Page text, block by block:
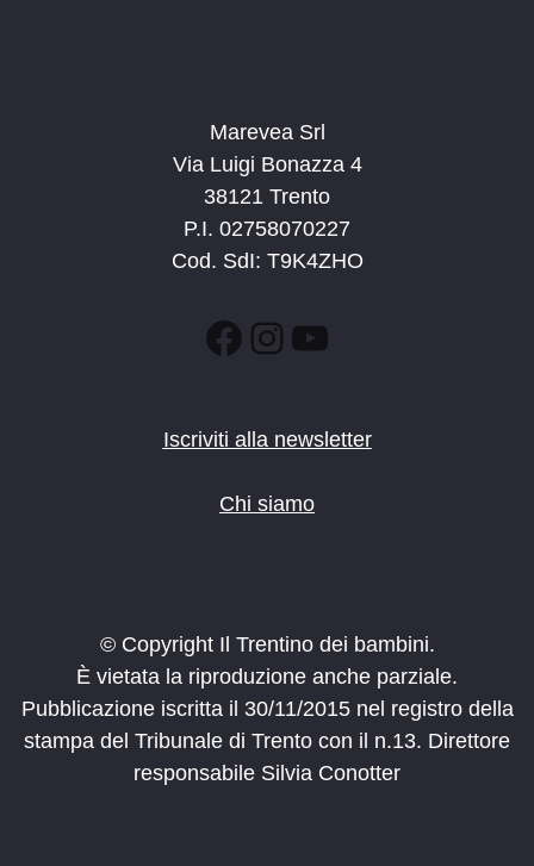
Marevea Srl
Via Luigi Bonazza 4
38121 Trento
P.I. 02758070227
Cod. SdI: T9K4ZHO
Facebook
Instagram
YouTube
Iscriviti alla newsletter
Chi siamo
© Copyright Il Trentino dei bambini.
È vietata la riproduzione anche parziale.
Pubblicazione iscritta il 30/11/2015 nel registro della
stampa del Tribunale di Trento con il n.13. Direttore
responsabile Silvia Conotter